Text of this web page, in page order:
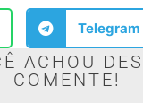
Telegram
ACHOU
COMENTE!